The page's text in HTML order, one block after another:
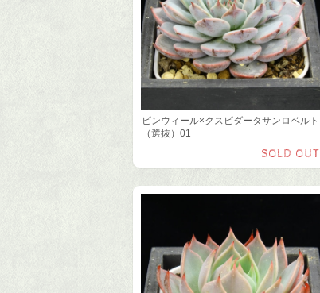
ピンウィール×クスピダータサンロベルト
（選抜）01
SOLD OUT